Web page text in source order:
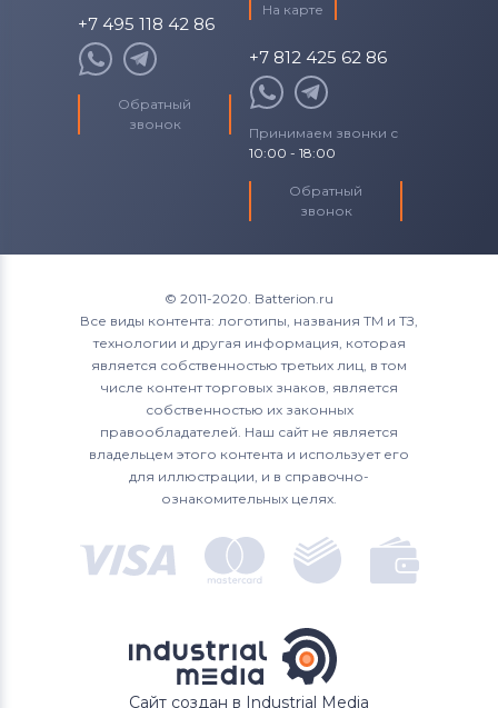
Аккумуляторы для смартфонов
Alcatel
Аккумуляторы для смартфонов
Аккумуляторы для смартфонов
Аккумуляторы для смартфоновIrbis
+7 495 118 42 86
Обратный
звонок
На карте
+7 812 425 62 86
Принимаем звонки с
10:00 - 18:00
Обратный
звонок
© 2011-2020. Batterion.ru
Все виды контента: логотипы, названия ТМ и ТЗ,
технологии и другая информация, которая
является собственностью третьих лиц, в том
числе контент торговых знаков, является
собственностью их законных
правообладателей. Наш сайт не является
владельцем этого контента и использует его
для иллюстрации, и в справочно-
ознакомительных целях.
Сайт создан в Industrial Media